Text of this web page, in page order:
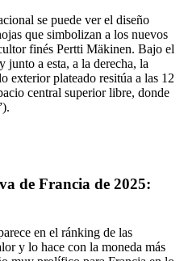
se puede ver el diseño
que simbolizan a los nuevos
finés Pertti Mäkinen. Bajo el
junto a esta, a la derecha, la
exterior plateado resitúa a las 12
central superior libre, donde
de Francia de 2025:
en el ránking de las
y lo hace con la moneda más